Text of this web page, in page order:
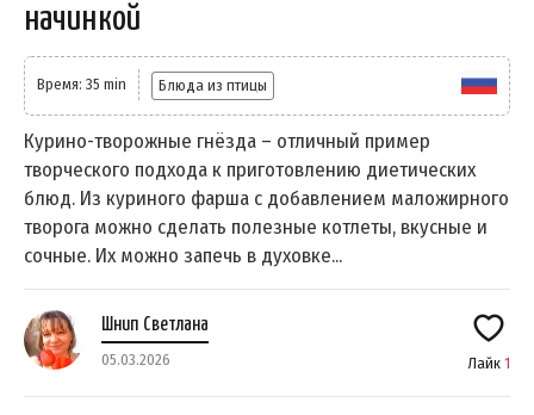
начинкой
Время: 35 min Блюда из птицы
Курино-творожные гнёзда – отличный пример
творческого подхода к приготовлению диетических
блюд. Из куриного фарша с добавлением маложирного
творога можно сделать полезные котлеты, вкусные и
сочные. Их можно запечь в духовке...
Шнип Светлана
05.03.2026 Лайк 1